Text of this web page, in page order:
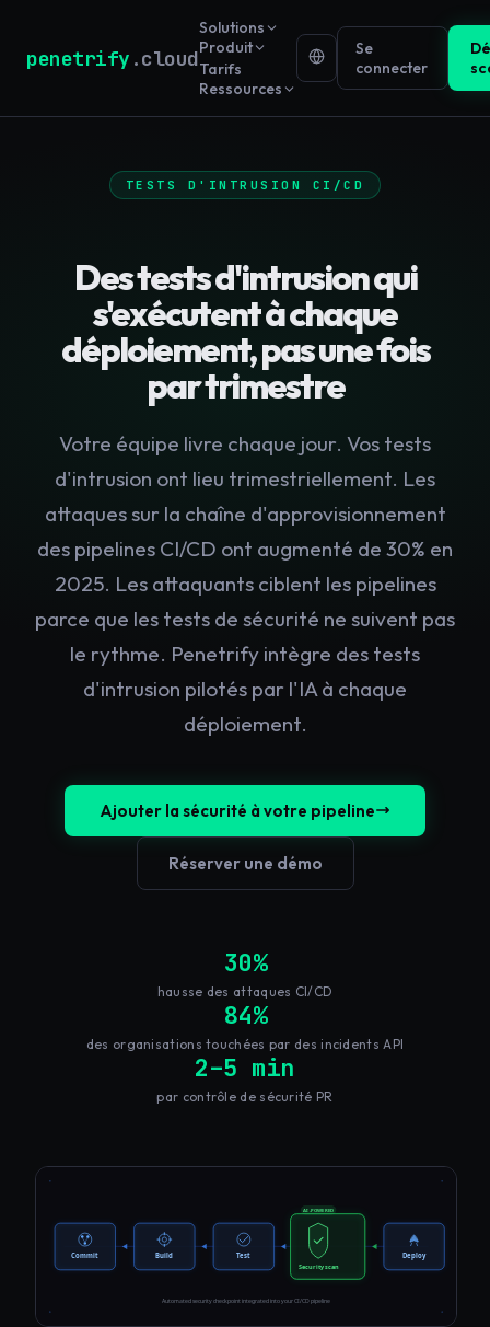
penetrify .cloud
Solutions
Produit
Tarifs
Ressources
Se
connecter
TESTS D'INTRUSION CI/CD
Des tests d'intrusion qui
s'exécutent à chaque
déploiement, pas une fois
par trimestre
Votre équipe livre chaque jour. Vos tests
d'intrusion ont lieu trimestriellement. Les
attaques sur la chaîne d'approvisionnement
des pipelines CI/CD ont augmenté de 30% en
2025. Les attaquants ciblent les pipelines
parce que les tests de sécurité ne suivent pas
le rythme. Penetrify intègre des tests
d'intrusion pilotés par l'IA à chaque
déploiement.
Ajouter la sécurité à votre pipeline
Réserver une démo
30%
hausse des attaques CI/CD
84%
des organisations touchées par des incidents API
2–5 min
par contrôle de sécurité PR